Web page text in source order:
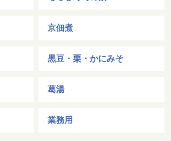
京佃煮
黒豆・栗・かにみそ
葛湯
業務用